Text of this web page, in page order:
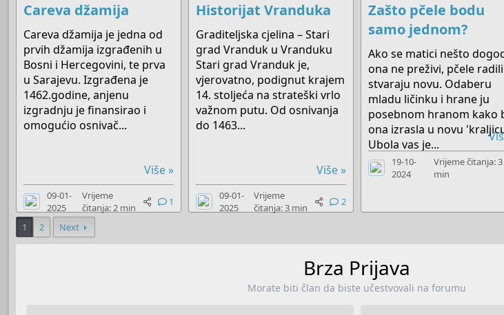
Careva džamija
Careva džamija je jedna od
prvih džamija izgrađenih u
Bosni i Hercegovini, te prva
u Sarajevu. Izgrađena je
1462.godine, anjenu
izgradnju je finansirao i
omogućio osnivač...
Više »
09-01-
2025
Vrijeme
čitanja: 2 min
1
Historijat Vranduka
Graditeljska cjelina – Stari
grad Vranduk u Vranduku
Stari grad Vranduk je,
vjerovatno, podignut krajem
14. stoljeća na strateški vrlo
važnom putu. Od osnivanja
do 1463...
Više »
09-01-
2025
Vrijeme
čitanja: 3 min
2
Zašto pčele bodu
samo jednom?
Ako se matici nešto
ona ne preživi, pčele
stvaraju novu. Odaberu
mladu ličinku i hrane ju
posebnom hranom kako
ona izrasla u novu
Ubola vas je...
19-10-
2024
Vrijeme čitanja: 3
min
1 2 Next
Brza Prijava
Morate biti član da biste učestvovali na forumu